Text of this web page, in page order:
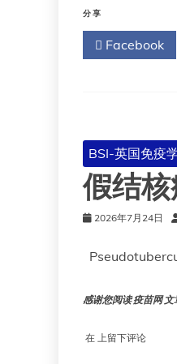
分享
Facebook
BSI-英国免疫
假结
2026年7月24日
感谢您阅读 疫苗网
在 假
上留下评论